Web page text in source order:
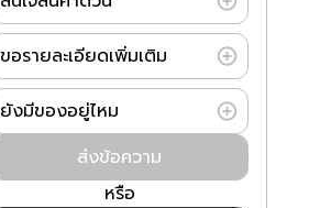
ขอรายละเอียดเพิ่มเติม
ยังมีของอยู่ไหม
ส่งข้อความ
หรือ